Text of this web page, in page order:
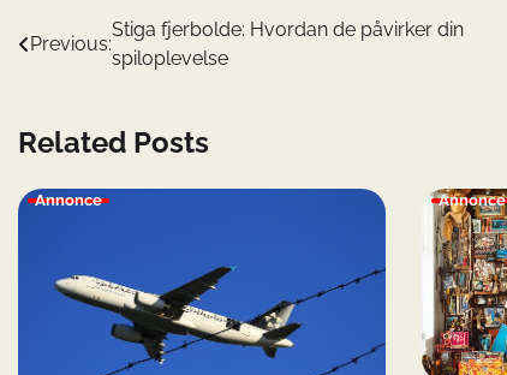
Indlægsnavigation
Previous:
Stiga fjerbolde: Hvordan de påvirker din
spiloplevelse
Related Posts
Annonce Annonce